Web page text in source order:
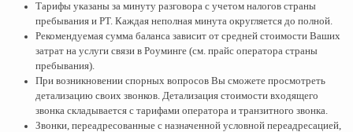
Тарифы указаны за минуту разговора с учетом налогов страны
пребывания и РТ. Каждая неполная минута округляется до полной.
Рекомендуемая сумма баланса зависит от средней стоимости Ваших
затрат на услуги связи в Роуминге (см. прайс оператора страны
пребывания).
При возникновении спорных вопросов Вы сможете просмотреть
детализацию своих звонков. Детализация стоимости входящего
звонка складывается с тарифами оператора и транзитного звонка.
Звонки, переадресованные с назначенной условной переадресацией,